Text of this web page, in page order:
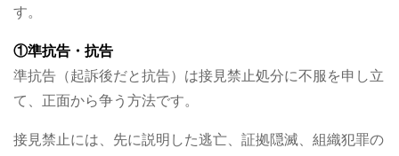
す。
①準抗告・抗告
準抗告（起訴後だと抗告）は接見禁止処分に不服を申し立
て、正面から争う方法です。
接見禁止には、先に説明した逃亡、証拠隠滅、組織犯罪の